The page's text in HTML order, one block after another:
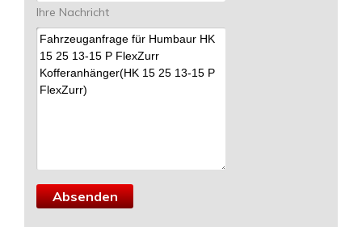
Ihre Nachricht